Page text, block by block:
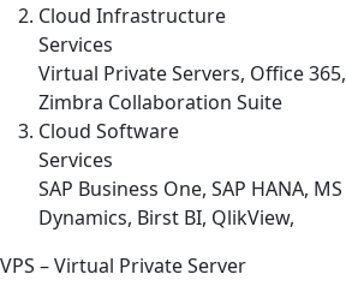
Cloud Infrastructure
Services
Virtual Private Servers, Office 365,
Zimbra Collaboration Suite
Cloud Software
Services
SAP Business One, SAP HANA, MS
Dynamics, Birst BI, QlikView,
VPS – Virtual Private Server